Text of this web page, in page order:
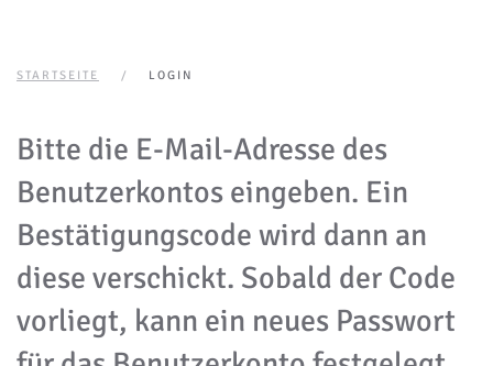
STARTSEITE LOGIN
Bitte die E-Mail-Adresse des
Benutzerkontos eingeben. Ein
Bestätigungscode wird dann an
diese verschickt. Sobald der Code
vorliegt, kann ein neues Passwort